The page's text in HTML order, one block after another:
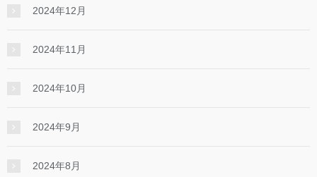
2024年12月
2024年11月
2024年10月
2024年9月
2024年8月